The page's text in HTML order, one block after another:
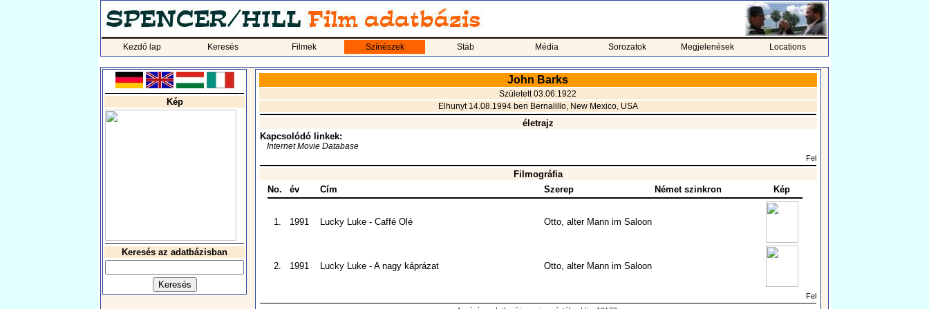
Kezdő lap Keresés Filmek Színészek Stáb Média Sorozatok Megjelenések Locations
Kép
Keresés az adatbázisban
John Barks
Született 03.06.1922
Elhunyt 14.08.1994 ben Bernalillo, New Mexico, USA
életrajz
Kapcsolódó linkek:
Internet Movie Database
Fel
Filmográfia
No.
év Cím Szerep Német szinkron Kép
1. 1991 Lucky Luke - Caffé Olé Otto, alter Mann im Saloon
2. 1991 Lucky Luke - A nagy káprázat Otto, alter Mann im Saloon
Fel